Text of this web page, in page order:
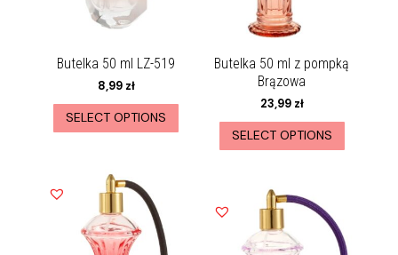
Butelka 50 ml LZ-519
8,99 zł
SELECT OPTIONS
Butelka 50 ml z pompką
Brązowa
23,99 zł
SELECT OPTIONS